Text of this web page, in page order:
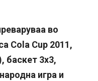
во
Cola Cup 2011,
баскет 3х3,
игра и